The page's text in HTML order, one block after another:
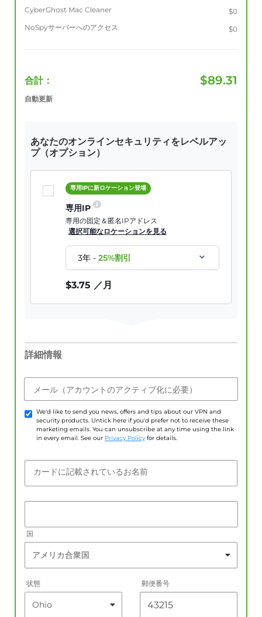
CyberGhost Mac Cleaner
$0
NoSpyサーバーへのアクセス
$0
合計： $89.31
自動更新
あなたのオンラインセキュリティをレベルアッ
プ（オプション）
専用IPに新ロケーション登場
専用IP
専用の固定＆匿名IPアドレス
選択可能なロケーションを見る
3年-25%割引
$3.75 ／月
詳細情報
メール（アカウントのアクティブ化に必要）
We'd like to send you news, offers and tips about our VPN and
security products. Untick here if you'd prefer not to receive these
marketing emails. You can unsubscribe at any time using the link
in every email. See our Privacy Policy for details.
カードに記載されているお名前
国
状態 郵便番号